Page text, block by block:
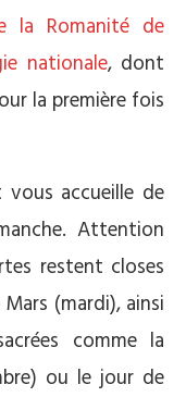
la Romanité de
nationale, dont
la première fois
vous accueille de
Attention
restent closes
(mardi), ainsi
comme la
ou le jour de